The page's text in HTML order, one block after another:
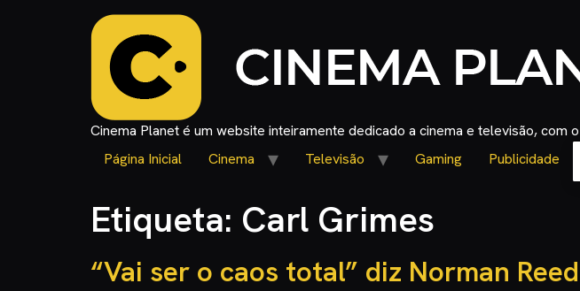
Cinema Planet é um website inteiramente dedicado a cinema e televisão,
Página Inicial
Cinema Televisão Gaming Publicidade
Etiqueta: Carl Grimes
“Vai ser o caos total” diz Norman